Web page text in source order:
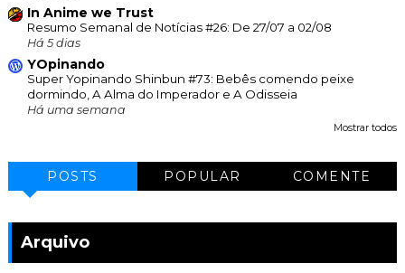
In Anime we Trust
Resumo Semanal de Notícias #26: De 27/07 a 02/08
Há 5 dias
YOpinando
Super Yopinando Shinbun #73: Bebês comendo peixe
dormindo, A Alma do Imperador e A Odisseia
Há uma semana
Mostrar todos
POSTS POPULAR COMENTE
Arquivo